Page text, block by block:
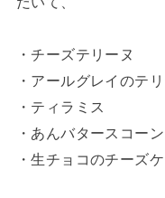
・チーズテリーヌ
・アールグレイのテ
・ティラミス
・あんバタースコーン
・生チョコのチーズ